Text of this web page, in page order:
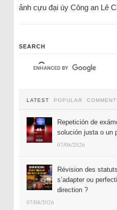
ảnh cựu đại úy Công an Lê
SEARCH
LATEST POPULAR
Repetición de
solución justa o un
07/08/2026
Révision des
s’adapter ou
direction ?
07/08/2026